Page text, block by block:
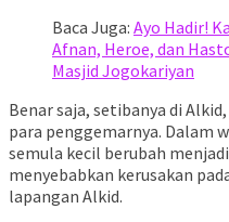
Baca Juga: Ayo Hadir!
Afnan, Heroe, dan
Masjid Jogokariyan
Benar saja, setibanya di
para penggemarnya. Dalam
semula kecil berubah
menyebabkan kerusakan
lapangan Alkid.